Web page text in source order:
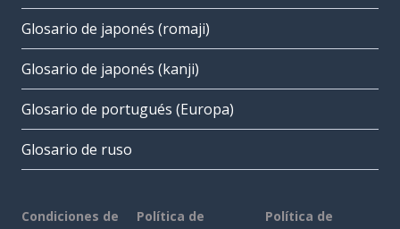
Glosario de japonés (romaji)
Glosario de japonés (kanji)
Glosario de portugués (Europa)
Glosario de ruso
Condiciones de
Política de
Política de